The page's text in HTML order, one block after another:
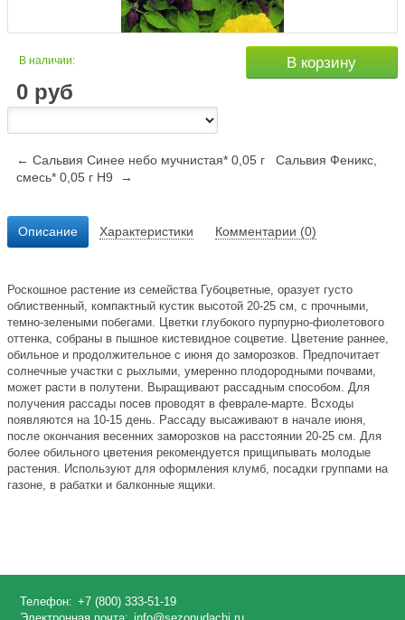
В наличии:
0 руб
В корзину
← Сальвия Синее небо мучнистая* 0,05 г
Сальвия Феникс,
смесь* 0,05 г Н9 →
Описание Характеристики Комментарии (0)
Роскошное растение из семейства Губоцветные, оразует густо
облиственный, компактный кустик высотой 20-25 см, с прочными,
темно-зелеными побегами. Цветки глубокого пурпурно-фиолетового
оттенка, собраны в пышное кистевидное соцветие. Цветение раннее,
обильное и продолжительное с июня до заморозков. Предпочитает
солнечные участки с рыхлыми, умеренно плодородными почвами,
может расти в полутени. Выращивают рассадным способом. Для
получения рассады посев проводят в феврале-марте. Всходы
появляются на 10-15 день. Рассаду высаживают в начале июня,
после окончания весенних заморозков на расстоянии 20-25 см. Для
более обильного цветения рекомендуется прищипывать молодые
растения. Используют для оформления клумб, посадки группами на
газоне, в рабатки и балконные ящики.
Телефон: +7 (800) 333-51-19